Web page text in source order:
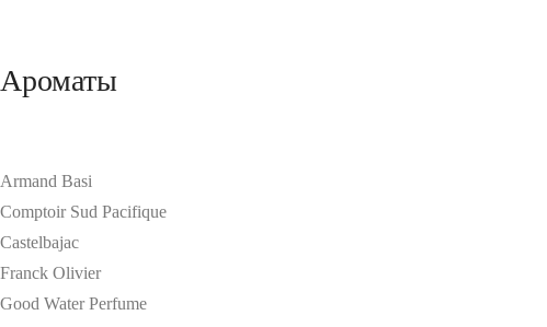
Ароматы
Armand Basi
Comptoir Sud Pacifique
Castelbajac
Franck Olivier
Good Water Perfume